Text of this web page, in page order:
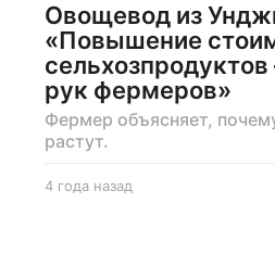
Овощевод из
«Повышение
рук фермеров»
Фермер объясняет,
растут.
4 года назад